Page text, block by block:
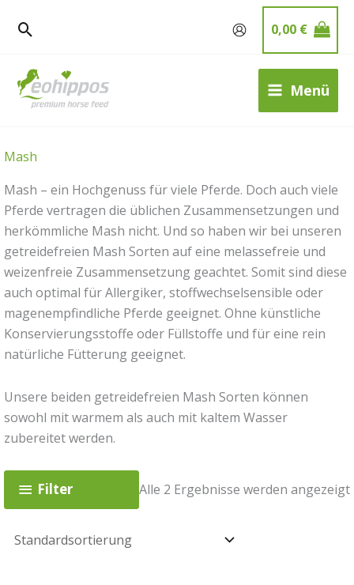
Inhalt
0,00 €
Menü
Mash
Mash – ein Hochgenuss für viele Pferde. Doch auch viele
Pferde vertragen die üblichen Zusammensetzungen und
herkömmliche Mash nicht. Und so haben wir bei unseren
getreidefreien Mash Sorten auf eine melassefreie und
weizenfreie Zusammensetzung geachtet. Somit sind diese
auch optimal für Allergiker, stoffwechselsensible oder
magenempfindliche Pferde geeignet. Ohne künstliche
Konservierungsstoffe oder Füllstoffe und für eine rein
natürliche Fütterung geeignet.
Unsere beiden getreidefreien Mash Sorten können
sowohl mit warmem als auch mit kaltem Wasser
zubereitet werden.
Filter Alle 2 Ergebnisse werden angezeigt